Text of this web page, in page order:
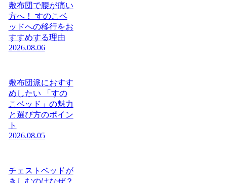
敷布団で腰が痛い
方へ！ すのこベ
ッドへの移行をお
すすめする理由
2026.08.06
敷布団派におすす
めしたい 「すの
こベッド」の魅力
と選び方のポイン
ト
2026.08.05
チェストベッドが
きしむのはなぜ？